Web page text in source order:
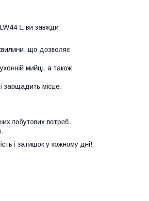
E ви завжди
що дозволяє
мийці, а також
заощадить місце.
побутових потреб.
і затишок у кожному дні!